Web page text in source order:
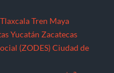
Tlaxcala Tren Maya
Yucatán Zacatecas
(ZODES) Ciudad de